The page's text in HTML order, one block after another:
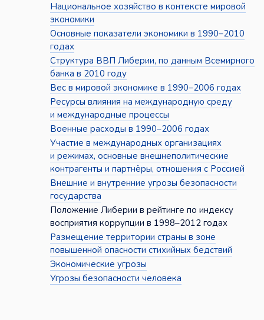
Национальное хозяйство в контексте мировой
экономики
Основные показатели экономики в 1990–2010
годах
Структура ВВП Либерии, по данным Всемирного
банка в 2010 году
Вес в мировой экономике в 1990–2006 годах
Ресурсы влияния на международную среду
и международные процессы
Военные расходы в 1990–2006 годах
Участие в международных организациях
и режимах, основные внешнеполитические
контрагенты и партнёры, отношения с Россией
Внешние и внутренние угрозы безопасности
государства
Положение Либерии в рейтинге по индексу
восприятия коррупции в 1998–2012 годах
Размещение территории страны в зоне
повышенной опасности стихийных бедствий
Экономические угрозы
Угрозы безопасности человека